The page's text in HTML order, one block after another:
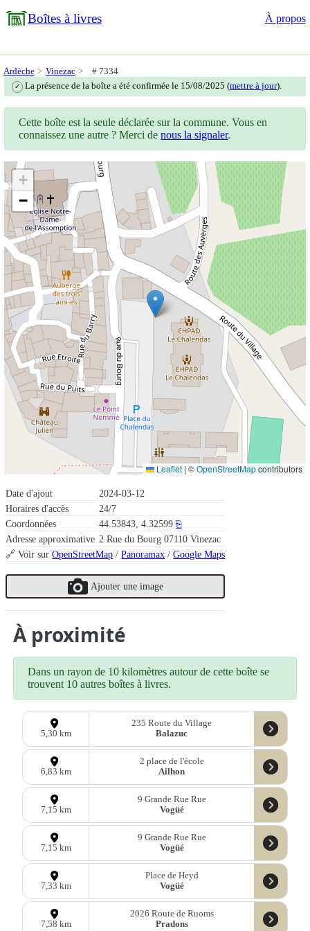
Boîtes à livres À propos
Ardèche Vinezac # 7334
✓ La présence de la boîte a été confirmée le 15/08/2025 (mettre à jour).
Date d'ajout
2024-03-12
Horaires d'accès
24/7
Coordonnées
44.53843, 4.32599 ⎘
Adresse approximative 2 Rue du Bourg 07110 Vinezac
🔗 Voir surOpenStreetMap /Panoramax /Google Maps
Ajouter une image
Cette boîte est la seule déclarée sur la commune. Vous en
connaissez une autre ? Merci denous la signaler.
+
−
Leaflet | ©OpenStreetMapcontributors
À proximité
Dans un rayon de 10 kilomètres autour de cette boîte se
trouvent 10 autres boîtes à livres.
5,30 km
235 Route du Village
Balazuc
6,83 km
2 place de l'école
Ailhon
7,15 km
9 Grande Rue Rue
Vogüé
7,15 km
9 Grande Rue Rue
Vogüé
7,33 km
Place de Heyd
Vogüé
7,58 km
2026 Route de Ruoms
Pradons